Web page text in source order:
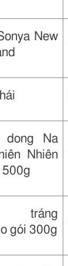
New
dong Na
Nhiên
500g
tráng
gói 300g